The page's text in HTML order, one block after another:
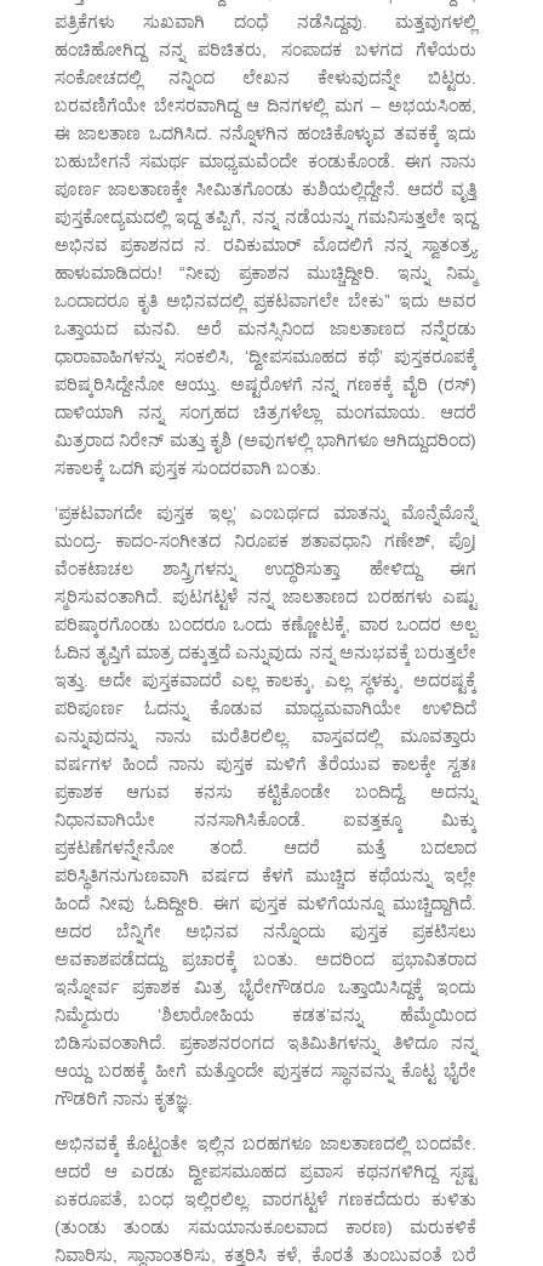
ಪತ್ರಿಕೆಗಳು ಸುಖವಾಗಿ ದಂಧೆ ನಡೆಸಿದ್ದವು. ಮತ್ತವುಗಳಲ್ಲಿ
ಹಂಚಿಹೋಗಿದ್ದ ನನ್ನ ಪರಿಚಿತರು, ಸಂಪಾದಕ ಬಳಗದ ಗೆಳೆಯರು
ಸಂಕೋಚದಲ್ಲಿ ನನ್ನಿಂದ ಲೇಖನ ಕೇಳುವುದನ್ನೇ ಬಿಟ್ಟರು.
ಬರವಣಿಗೆಯೇ ಬೇಸರವಾಗಿದ್ದ ಆ ದಿನಗಳಲ್ಲಿ ಮಗ – ಅಭಯಸಿಂಹ,
ಈ ಜಾಲತಾಣ ಒದಗಿಸಿದ. ನನ್ನೊಳಗಿನ ಹಂಚಿಕೊಳ್ಳುವ ತವಕಕ್ಕೆ ಇದು
ಬಹುಬೇಗನೆ ಸಮರ್ಥ ಮಾಧ್ಯಮವೆಂದೇ ಕಂಡುಕೊಂಡೆ. ಈಗ ನಾನು
ಪೂರ್ಣ ಜಾಲತಾಣಕ್ಕೇ ಸೀಮಿತಗೊಂಡು ಕುಶಿಯಲ್ಲಿದ್ದೇನೆ. ಆದರೆ ವೃತ್ತಿ
ಪುಸ್ತಕೋದ್ಯಮದಲ್ಲಿ ಇದ್ದ ತಪ್ಪಿಗೆ, ನನ್ನ ನಡೆಯನ್ನು ಗಮನಿಸುತ್ತಲೇ ಇದ್ದ
ಅಭಿನವ ಪ್ರಕಾಶನದ ನ. ರವಿಕುಮಾರ್ ಮೊದಲಿಗೆ ನನ್ನ ಸ್ವಾತಂತ್ರ್ಯ
ಹಾಳುಮಾಡಿದರು! “ನೀವು ಪ್ರಕಾಶನ ಮುಚ್ಚಿದ್ದೀರಿ. ಇನ್ನು ನಿಮ್ಮ
ಒಂದಾದರೂ ಕೃತಿ ಅಭಿನವದಲ್ಲಿ ಪ್ರಕಟವಾಗಲೇ ಬೇಕು” ಇದು ಅವರ
ಒತ್ತಾಯದ ಮನವಿ. ಅರೆ ಮನಸ್ಸಿನಿಂದ ಜಾಲತಾಣದ ನನ್ನೆರಡು
ಧಾರಾವಾಹಿಗಳನ್ನು ಸಂಕಲಿಸಿ, ‘ದ್ವೀಪಸಮೂಹದ ಕಥೆ’ ಪುಸ್ತಕರೂಪಕ್ಕೆ
ಪರಿಷ್ಕರಿಸಿದ್ದೇನೋ ಆಯ್ತು. ಅಷ್ಟರೊಳಗೆ ನನ್ನ ಗಣಕಕ್ಕೆ ವೈರಿ (ರಸ್)
ದಾಳಿಯಾಗಿ ನನ್ನ ಸಂಗ್ರಹದ ಚಿತ್ರಗಳೆಲ್ಲಾ ಮಂಗಮಾಯ. ಆದರೆ
ಮಿತ್ರರಾದ ನಿರೇನ್ ಮತ್ತು ಕೃಶಿ (ಅವುಗಳಲ್ಲಿ ಭಾಗಿಗಳೂ ಆಗಿದ್ದುದರಿಂದ)
ಸಕಾಲಕ್ಕೆ ಒದಗಿ ಪುಸ್ತಕ ಸುಂದರವಾಗಿ ಬಂತು.
‘ಪ್ರಕಟವಾಗದೇ ಪುಸ್ತಕ ಇಲ್ಲ’ ಎಂಬರ್ಥದ ಮಾತನ್ನು ಮೊನ್ನೆಮೊನ್ನೆ
ಮಂದ್ರ- ಕಾದಂ-ಸಂಗೀತದ ನಿರೂಪಕ ಶತಾವಧಾನಿ ಗಣೇಶ್, ಪ್ರೊ|
ವೆಂಕಟಾಚಲ ಶಾಸ್ತ್ರಿಗಳನ್ನು ಉದ್ಧರಿಸುತ್ತಾ ಹೇಳಿದ್ದು ಈಗ
ಸ್ಮರಿಸುವಂತಾಗಿದೆ. ಪುಟಗಟ್ಟಳೆ ನನ್ನ ಜಾಲತಾಣದ ಬರಹಗಳು ಎಷ್ಟು
ಪರಿಷ್ಕಾರಗೊಂಡು ಬಂದರೂ ಒಂದು ಕಣ್ಣೋಟಕ್ಕೆ, ವಾರ ಒಂದರ ಅಲ್ಪ
ಓದಿನ ತೃಪ್ತಿಗೆ ಮಾತ್ರ ದಕ್ಕುತ್ತದೆ ಎನ್ನುವುದು ನನ್ನ ಅನುಭವಕ್ಕೆ ಬರುತ್ತಲೇ
ಇತ್ತು. ಅದೇ ಪುಸ್ತಕವಾದರೆ ಎಲ್ಲ ಕಾಲಕ್ಕು, ಎಲ್ಲ ಸ್ಥಳಕ್ಕು, ಅದರಷ್ಟಕ್ಕೆ
ಪರಿಪೂರ್ಣ ಓದನ್ನು ಕೊಡುವ ಮಾಧ್ಯಮವಾಗಿಯೇ ಉಳಿದಿದೆ
ಎನ್ನುವುದನ್ನು ನಾನು ಮರೆತಿರಲಿಲ್ಲ. ವಾಸ್ತವದಲ್ಲಿ ಮೂವತ್ತಾರು
ವರ್ಷಗಳ ಹಿಂದೆ ನಾನು ಪುಸ್ತಕ ಮಳಿಗೆ ತೆರೆಯುವ ಕಾಲಕ್ಕೇ ಸ್ವತಃ
ಪ್ರಕಾಶಕ ಆಗುವ ಕನಸು ಕಟ್ಟಿಕೊಂಡೇ ಬಂದಿದ್ದೆ. ಅದನ್ನು
ನಿಧಾನವಾಗಿಯೇ ನನಸಾಗಿಸಿಕೊಂಡೆ. ಐವತ್ತಕ್ಕೂ ಮಿಕ್ಕು
ಪ್ರಕಟಣೆಗಳನ್ನೇನೋ ತಂದೆ. ಆದರೆ ಮತ್ತೆ ಬದಲಾದ
ಪರಿಸ್ಥಿತಿಗನುಗುಣವಾಗಿ ವರ್ಷದ ಕೆಳಗೆ ಮುಚ್ಚಿದ ಕಥೆಯನ್ನು ಇಲ್ಲೇ
ಹಿಂದೆ ನೀವು ಓದಿದ್ದೀರಿ. ಈಗ ಪುಸ್ತಕ ಮಳಿಗೆಯನ್ನೂ ಮುಚ್ಚಿದ್ದಾಗಿದೆ.
ಅದರ ಬೆನ್ನಿಗೇ ಅಭಿನವ ನನ್ನೊಂದು ಪುಸ್ತಕ ಪ್ರಕಟಿಸಲು
ಅವಕಾಶಪಡೆದದ್ದು ಪ್ರಚಾರಕ್ಕೆ ಬಂತು. ಅದರಿಂದ ಪ್ರಭಾವಿತರಾದ
ಇನ್ನೋರ್ವ ಪ್ರಕಾಶಕ ಮಿತ್ರ ಭೈರೇಗೌಡರೂ ಒತ್ತಾಯಿಸಿದ್ದಕ್ಕೆ ಇಂದು
ನಿಮ್ಮೆದುರು ‘ಶಿಲಾರೋಹಿಯ ಕಡತ’ವನ್ನು ಹೆಮ್ಮೆಯಿಂದ
ಬಿಡಿಸುವಂತಾಗಿದೆ. ಪ್ರಕಾಶನರಂಗದ ಇತಿಮಿತಿಗಳನ್ನು ತಿಳಿದೂ ನನ್ನ
ಆಯ್ದ ಬರಹಕ್ಕೆ ಹೀಗೆ ಮತ್ತೊಂದೇ ಪುಸ್ತಕದ ಸ್ಥಾನವನ್ನು ಕೊಟ್ಟ ಭೈರೇ
ಗೌಡರಿಗೆ ನಾನು ಕೃತಜ್ಞ.
ಅಭಿನವಕ್ಕೆ ಕೊಟ್ಟಂತೇ ಇಲ್ಲಿನ ಬರಹಗಳೂ ಜಾಲತಾಣದಲ್ಲಿ ಬಂದವೇ.
ಆದರೆ ಆ ಎರಡು ದ್ವೀಪಸಮೂಹದ ಪ್ರವಾಸ ಕಥನಗಳಿಗಿದ್ದ ಸ್ಪಷ್ಟ
ಏಕರೂಪತೆ, ಬಂಧ ಇಲ್ಲಿರಲಿಲ್ಲ. ವಾರಗಟ್ಟಳೆ ಗಣಕದೆದುರು ಕುಳಿತು
(ತುಂಡು ತುಂಡು ಸಮಯಾನುಕೂಲವಾದ ಕಾರಣ) ಮರುಕಳಿಕೆ
ನಿವಾರಿಸು, ಸ್ಥಾನಾಂತರಿಸು, ಕತ್ತರಿಸಿ ಕಳೆ, ಕೊರತೆ ತುಂಬುವಂತೆ ಬರೆ